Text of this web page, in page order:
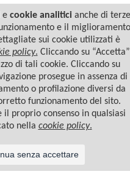
e cookie analiticianche di terze
e il miglioramento
sui cookie utilizzati è
policy. Cliccando su “Accetta”
di tali cookie. Cliccando su
prosegue in assenza di
o profilazione diversi da
funzionamento del sito.
proprio consenso in qualsiasi
nella cookie policy.
senza accettare